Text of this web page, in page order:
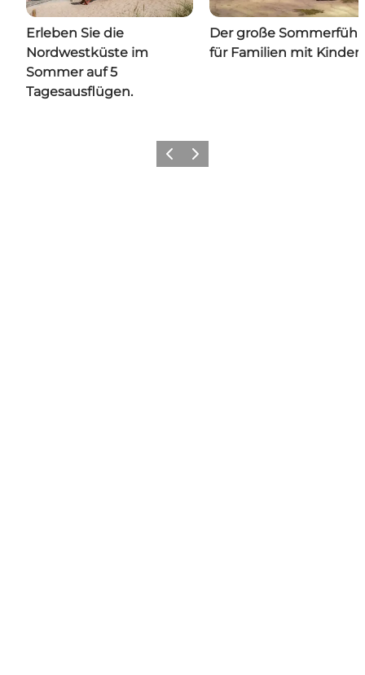
Erleben Sie die
Nordwestküste im
Sommer auf 5
Tagesausflügen.
Der große
für Familien mit
ZurückWeiter